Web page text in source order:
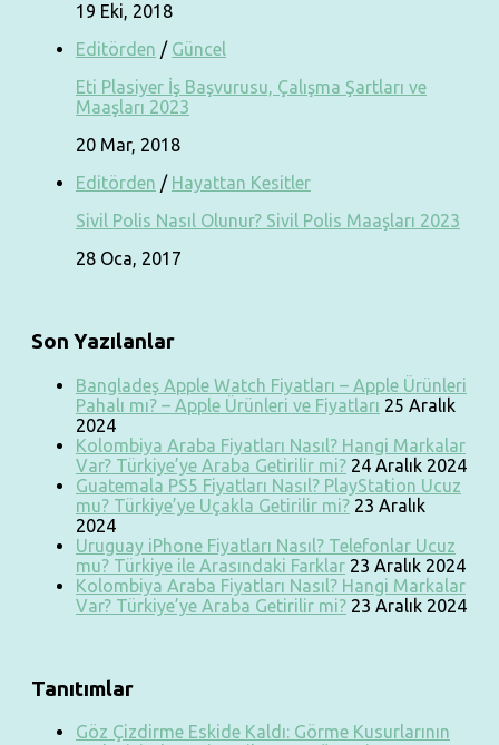
19 Eki, 2018
Editörden / Güncel
Eti Plasiyer İş Başvurusu, Çalışma Şartları ve
Maaşları 2023
20 Mar, 2018
Editörden / Hayattan Kesitler
Sivil Polis Nasıl Olunur? Sivil Polis Maaşları 2023
28 Oca, 2017
Son Yazılanlar
Bangladeş Apple Watch Fiyatları – Apple Ürünleri
Pahalı mı? – Apple Ürünleri ve Fiyatları 25 Aralık
2024
Kolombiya Araba Fiyatları Nasıl? Hangi Markalar
Var? Türkiye’ye Araba Getirilir mi? 24 Aralık 2024
Guatemala PS5 Fiyatları Nasıl? PlayStation Ucuz
mu? Türkiye’ye Uçakla Getirilir mi? 23 Aralık
2024
Uruguay iPhone Fiyatları Nasıl? Telefonlar Ucuz
mu? Türkiye ile Arasındaki Farklar 23 Aralık 2024
Kolombiya Araba Fiyatları Nasıl? Hangi Markalar
Var? Türkiye’ye Araba Getirilir mi? 23 Aralık 2024
Tanıtımlar
Göz Çizdirme Eskide Kaldı: Görme Kusurlarının